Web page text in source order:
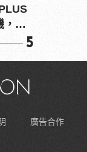
，在
5
廣告合作